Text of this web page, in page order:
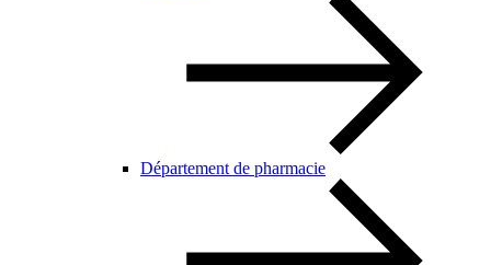
Département de pharmacie